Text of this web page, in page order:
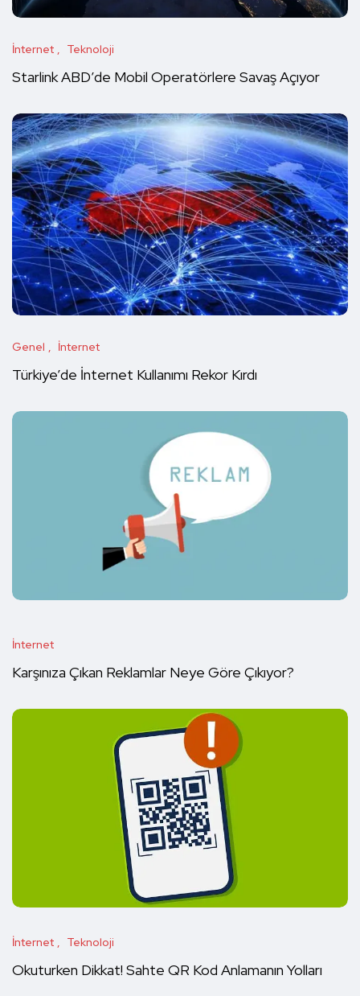
İnternet Teknoloji
Starlink ABD’de Mobil Operatörlere Savaş Açıyor
Genel İnternet
Türkiye’de İnternet Kullanımı Rekor Kırdı
İnternet
Karşınıza Çıkan Reklamlar Neye Göre Çıkıyor?
İnternet Teknoloji
Okuturken Dikkat! Sahte QR Kod Anlamanın Yolları